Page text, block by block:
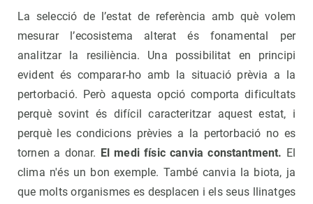
La selecció de l’estat de referència amb què volem
mesurar l’ecosistema alterat és fonamental per
analitzar la resiliència. Una possibilitat en principi
evident és comparar-ho amb la situació prèvia a la
pertorbació. Però aquesta opció comporta dificultats
perquè sovint és difícil caracteritzar aquest estat, i
perquè les condicions prèvies a la pertorbació no es
tornen a donar. El medi físic canvia constantment. El
clima n'és un bon exemple. També canvia la biota, ja
que molts organismes es desplacen i els seus llinatges